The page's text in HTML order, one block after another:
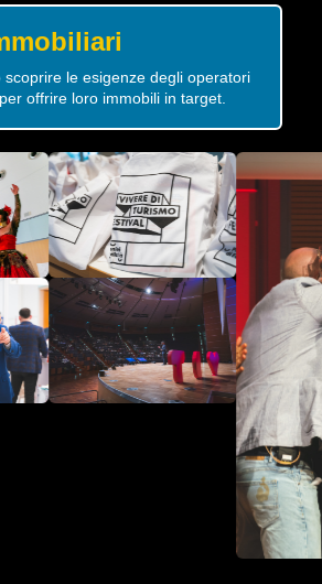
scoprire le esigenze degli operatori
offrire loro immobili in target.